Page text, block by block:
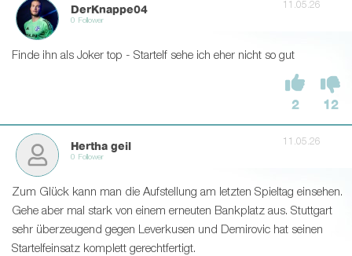
DerKnappe04
0 Follower
11.05.26
Finde ihn als Joker top - Startelf sehe ich eher nicht so gut
2 12
Hertha geil
0 Follower
11.05.26
Zum Glück kann man die Aufstellung am letzten Spieltag einsehen.
Gehe aber mal stark von einem erneuten Bankplatz aus. Stuttgart
sehr überzeugend gegen Leverkusen und Demirovic hat seinen
Startelfeinsatz komplett gerechtfertigt.